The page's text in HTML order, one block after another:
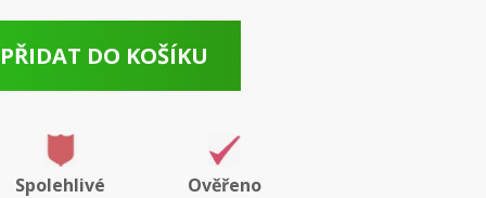
PŘIDAT DO KOŠÍKU
Spolehlivé
Ověřeno